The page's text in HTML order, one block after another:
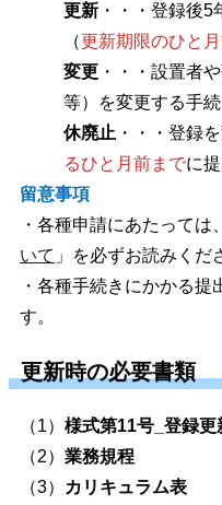
更新 ・・・登録後
（更新期限のひと
変更 ・・・設置者
等）を変更する手
休廃止 ・・・登録
るひと月前までに提
留意事項
・各種申請にあたっては
いて 」を必ずお読みくだ
・各種手続きにかかる
す。
更新時の必要書類
（1） 様式第11号_登録更
（2） 業務規程
（3）
カリキュラム表